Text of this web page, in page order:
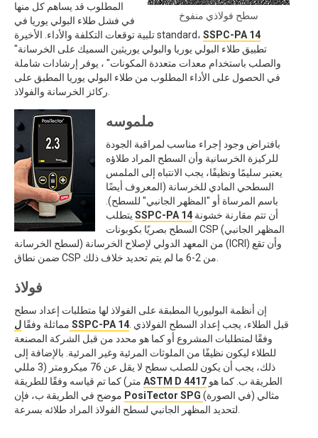
سطح فولاذي منفوخ
المطلوب قد يساهم كل منها
في فشل طلاء البولي يوريا في
تلبية توقعات التكلفة والأداء. الأخيرة standard، SSPC-PA 14
"تطبيق طلاء البولي يوريا والبولي يوريثين السميك على الخرسانة
والصلب باستخدام معدات متعددة المكونات" ، يوفر إرشادات شاملة
في الحصول على الأداء المطلوب من طلاء البولي يوريا المطبق على
ملموسه
بافتراض وجود إجراء مناسب لمراقبة الجودة
للركيزة الخرسانية وأن السطح المراد طلاؤه
يعتبر سليمًا ونظيفًا، يجب الانتباه إلى الملمس
السطحي المادي للخرسانة (المعروف أيضًا
باسم المرساة أو "المظهر الجانبي" للسطح).
SSPC-PA 14
السطح بصريًا بكوبونات CSP (المظهر الجانبي
لسطح الخرسانة) من المعهد الدولي لإصلاح الخرسانة (ICRI) وأن تقع
فولاذ
إن أنظمة البوليوريا المطبقة على الفولاذ لها متطلبات إعداد سطح
مماثلة وفقًا ل SSPC-PA 14
وفقًا لمتطلبات المشروع أو كما هو محدد من قبل الشركة المصنعة
للطلاء ليكون نظيفًا من الملوثات المرئية وغير المرئية. بالإضافة إلى
ذلك، يجب أن يكون للصلب سطح لا يقل عن 76 ميكرومتر (3 مللي
ASTM D 4417
PosiTector SPG (في الصورة) مثالي